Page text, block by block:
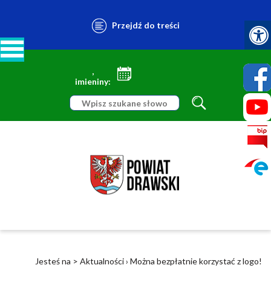
Przejdź do treści
,
imieniny:
Jesteś na > Aktualności› Można bezpłatnie korzystać z logo!